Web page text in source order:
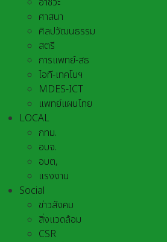
ศาสนา
ศิลปวัฒนธรรม
สตรี
การแพทย์-สธ
ไอที-เทคโนฯ
MDES-ICT
แพทย์แผนไทย
LOCAL
กทม.
อบจ.
อบต,
แรงงาน
Social
ข่าวสังคม
สิ่งแวดล้อม
CSR